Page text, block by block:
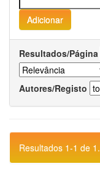
Resultados/Página
Autores/Registo
Resultados 1-1 de 1.